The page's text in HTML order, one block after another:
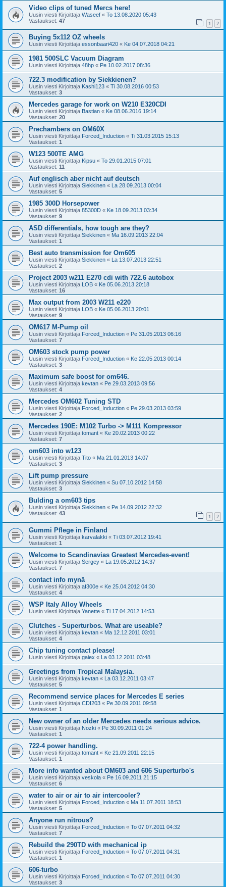
Video clips of tuned Mercs here!
Uusin viesti Kirjoittaja Waseef « To 13.08.2020 05:43
Vastaukset: 47 1 2
Buying 5x112 OZ wheels
Uusin viesti Kirjoittaja essonbaari420 « Ke 04.07.2018 04:21
1981 500SLC Vacuum Diagram
Uusin viesti Kirjoittaja 48hp « Pe 10.02.2017 08:36
722.3 modification by Siekkienen?
Uusin viesti Kirjoittaja Kashi123 « Ti 30.08.2016 00:53
Vastaukset: 3
Mercedes garage for work on W210 E320CDI
Uusin viesti Kirjoittaja Bastian « Ke 08.06.2016 19:14
Vastaukset: 20
Prechambers on OM60X
Uusin viesti Kirjoittaja Forced_Induction « Ti 31.03.2015 15:13
Vastaukset: 1
W123 500TE AMG
Uusin viesti Kirjoittaja Kipsu « To 29.01.2015 07:01
Vastaukset: 11
Auf englisch aber nicht auf deutsch
Uusin viesti Kirjoittaja Siekkinen «
La 28.09.2013 00:04
Vastaukset: 5
1985 300D Horsepower
Uusin viesti Kirjoittaja 85300D « Ke 18.09.2013 03:34
Vastaukset: 9
ASD differentials, how tough are they?
Uusin viesti Kirjoittaja Siekkinen « Ma 16.09.2013 22:04
Vastaukset: 1
Best auto transmission for Om605
Uusin viesti Kirjoittaja Siekkinen «
La 13.07.2013 22:51
Vastaukset: 2
Project 2003 w211 E270 cdi with 722.6 autobox
Uusin viesti Kirjoittaja LOB « Ke 05.06.2013 20:18
Vastaukset: 16
Max output from 2003 W211 e220
Uusin viesti Kirjoittaja LOB « Ke 05.06.2013 20:01
Vastaukset: 9
OM617 M-Pump oil
Uusin viesti Kirjoittaja Forced_Induction « Pe 31.05.2013 06:16
Vastaukset: 7
OM603 stock pump power
Uusin viesti Kirjoittaja Forced_Induction « Ke 22.05.2013 00:14
Vastaukset: 3
Maximum safe boost for om646.
Uusin viesti Kirjoittaja kevtan « Pe 29.03.2013 09:56
Vastaukset: 4
Mercedes OM602 Tuning STD
Uusin viesti Kirjoittaja Forced_Induction « Pe 29.03.2013 03:59
Vastaukset: 2
Mercedes 190E: M102 Turbo -> M111 Kompressor
Uusin viesti Kirjoittaja tomant « Ke 20.02.2013 00:22
Vastaukset: 7
om603 into w123
Uusin viesti Kirjoittaja Tito « Ma 21.01.2013 14:07
Vastaukset: 3
Lift pump pressure
Uusin viesti Kirjoittaja Siekkinen « Su 07.10.2012 14:58
Vastaukset: 3
Bulding a om603 tips
Uusin viesti Kirjoittaja Siekkinen « Pe 14.09.2012 22:32
Vastaukset: 43 1 2
Gummi Pflege in Finland
Uusin viesti Kirjoittaja karvalakki « Ti 03.07.2012 19:41
Vastaukset: 1
Welcome to Scandinavias Greatest Mercedes-event!
Uusin viesti Kirjoittaja Sergey « La 19.05.2012 14:37
Vastaukset: 7
contact info mynä
Uusin viesti Kirjoittaja af300e « Ke 25.04.2012 04:30
Vastaukset: 4
WSP Italy Alloy Wheels
Uusin viesti Kirjoittaja Yanette « Ti 17.04.2012 14:53
Clutches - Superturbos. What are useable?
Uusin viesti Kirjoittaja kevtan « Ma 12.12.2011 03:01
Vastaukset: 4
Chip tuning contact please!
Uusin viesti Kirjoittaja gaiex « La 03.12.2011 03:48
Greetings from Tropical Malaysia.
Uusin viesti Kirjoittaja kevtan « La 03.12.2011 03:47
Vastaukset: 5
Recommend service places for Mercedes E series
Uusin viesti Kirjoittaja CDI203 « Pe 30.09.2011 09:58
Vastaukset: 1
New owner of an older Mercedes needs serious advice.
Uusin viesti Kirjoittaja Nozki « Pe 30.09.2011 01:24
Vastaukset: 1
722-4 power handling.
Uusin viesti Kirjoittaja tomant « Ke 21.09.2011 22:15
Vastaukset: 1
More info wanted about OM603 and 606 Superturbo's
Uusin viesti Kirjoittaja veskola « Pe 16.09.2011 21:15
Vastaukset: 6
water to air or air to air intercooler?
Uusin viesti Kirjoittaja Forced_Induction « Ma 11.07.2011 18:53
Vastaukset: 5
Anyone run nitrous?
Uusin viesti Kirjoittaja Forced_Induction « To 07.07.2011 04:32
Vastaukset: 7
Rebuild the 290TD with mechanical ip
Uusin viesti Kirjoittaja Forced_Induction « To 07.07.2011 04:31
Vastaukset: 1
606-turbo
Uusin viesti Kirjoittaja Forced_Induction « To 07.07.2011 04:30
Vastaukset: 3